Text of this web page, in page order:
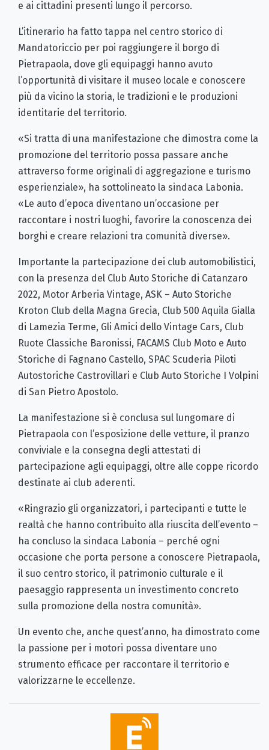
e ai cittadini presenti lungo il percorso.
L’itinerario ha fatto tappa nel centro storico di
Mandatoriccio per poi raggiungere il borgo di
Pietrapaola, dove gli equipaggi hanno avuto
l’opportunità di visitare il museo locale e conoscere
più da vicino la storia, le tradizioni e le produzioni
identitarie del territorio.
«Si tratta di una manifestazione che dimostra come la
promozione del territorio possa passare anche
attraverso forme originali di aggregazione e turismo
esperienziale», ha sottolineato la sindaca Labonia.
«Le auto d’epoca diventano un’occasione per
raccontare i nostri luoghi, favorire la conoscenza dei
borghi e creare relazioni tra comunità diverse».
Importante la partecipazione dei club automobilistici,
con la presenza del Club Auto Storiche di Catanzaro
2022, Motor Arberia Vintage, ASK – Auto Storiche
Kroton Club della Magna Grecia, Club 500 Aquila Gialla
di Lamezia Terme, Gli Amici dello Vintage Cars, Club
Ruote Classiche Baronissi, FACAMS Club Moto e Auto
Storiche di Fagnano Castello, SPAC Scuderia Piloti
Autostoriche Castrovillari e Club Auto Storiche I Volpini
di San Pietro Apostolo.
La manifestazione si è conclusa sul lungomare di
Pietrapaola con l’esposizione delle vetture, il pranzo
conviviale e la consegna degli attestati di
partecipazione agli equipaggi, oltre alle coppe ricordo
destinate ai club aderenti.
«Ringrazio gli organizzatori, i partecipanti e tutte le
realtà che hanno contribuito alla riuscita dell’evento –
ha concluso la sindaca Labonia – perché ogni
occasione che porta persone a conoscere Pietrapaola,
il suo centro storico, il patrimonio culturale e il
paesaggio rappresenta un investimento concreto
sulla promozione della nostra comunità».
Un evento che, anche quest’anno, ha dimostrato come
la passione per i motori possa diventare uno
strumento efficace per raccontare il territorio e
valorizzarne le eccellenze.